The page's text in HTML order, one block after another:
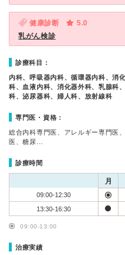
健康診断
5.0
乳がん検診
診療科目：
内科、呼吸器内科、循環器内科、消
科、血液内科、消化器外科、乳腺科
科、泌尿器科、婦人科、放射線科
専門医・資格：
総合内科専門医、アレルギー専門医
医、糖尿…
診療時間
月
09:00-12:30
13:30-16:30
09:00-13:00
治療実績